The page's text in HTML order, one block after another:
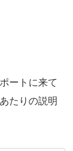
ートに来て
たりの説明